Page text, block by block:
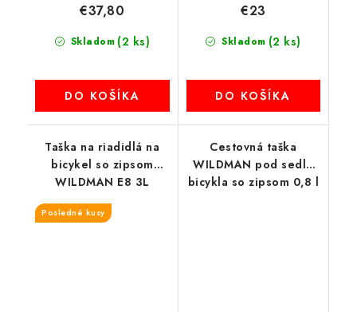
Skladom (2 ks)
€37,80
DO KOŠÍKA
Skladom (2 ks)
€23
DO KOŠÍKA
Taška na riadidlá na
bicykel so zipsom
WILDMAN E8 3L
Posledné kusy
Cestovná taška
WILDMAN pod sedlo
bicykla so zipsom 0,8 l